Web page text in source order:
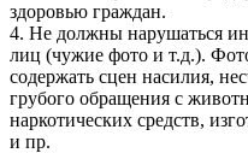
здоровью граждан.
4. Не должны нарушаться
лиц (чужие фото и т.д.).
содержать сцен насилия,
грубого обращения с
наркотических средств,
и пр.